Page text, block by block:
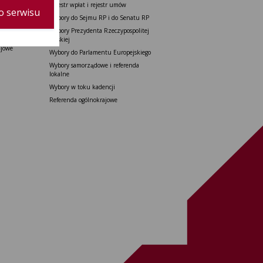
Europejskiego
Rejestr wpłat i rejestr umów
Wybory do Sejmu RP i do Senatu RP
Wybory Prezydenta Rzeczypospolitej
Polskiej
Wybory do Parlamentu Europejskiego
Wybory samorządowe i referenda
lokalne
Wybory w toku kadencji
Referenda ogólnokrajowe
serwisu